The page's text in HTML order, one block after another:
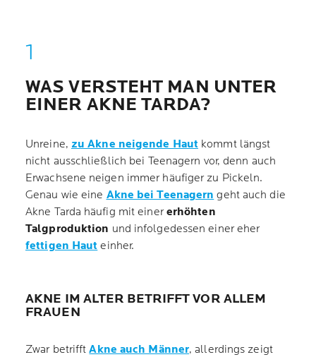
WAS VERSTEHT MAN UNTER
EINER AKNE TARDA?
Unreine, zu Akne neigende Haut kommt längst
nicht ausschließlich bei Teenagern vor, denn auch
Erwachsene neigen immer häufiger zu Pickeln.
Genau wie eine Akne bei Teenagern geht auch die
Akne Tarda häufig mit einererhöhten
Talgproduktion und infolgedessen einer eher
fettigen Haut einher.
AKNE IM ALTER BETRIFFT VOR ALLEM
FRAUEN
Zwar betrifftAkne auch Männer, allerdings zeigt